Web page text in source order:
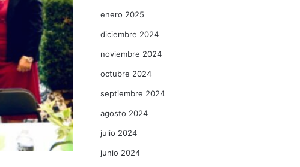
enero 2025
diciembre 2024
noviembre 2024
octubre 2024
septiembre 2024
agosto 2024
julio 2024
junio 2024